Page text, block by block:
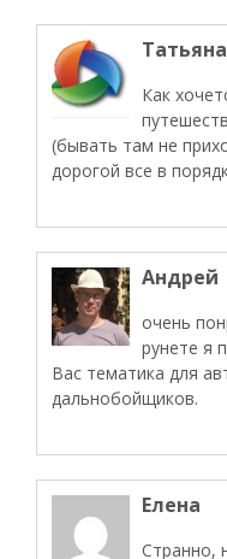
Татьяна
Как
(бывать там не
дорогой все в
Андрей
очень
рунете я
Вас тематика для
дальнобойщиков.
Елена
Странно,